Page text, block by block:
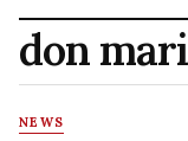
don
NEWS